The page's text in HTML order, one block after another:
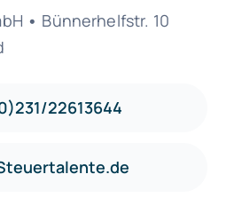
• Bünnerhelfstr. 10
22613644